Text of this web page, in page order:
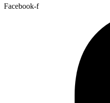
Facebook-f